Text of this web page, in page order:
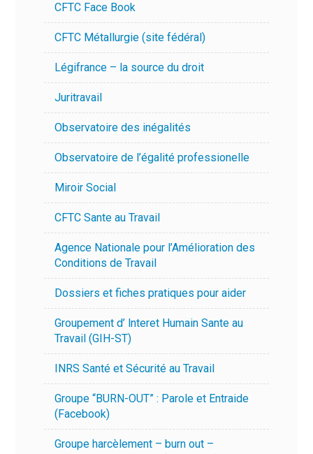
CFTC Face Book
CFTC Métallurgie (site fédéral)
Légifrance – la source du droit
Juritravail
Observatoire des inégalités
Observatoire de l’égalité professionelle
Miroir Social
CFTC Sante au Travail
Agence Nationale pour l’Amélioration des
Conditions de Travail
Dossiers et fiches pratiques pour aider
Groupement d’ lnteret Humain Sante au
Travail (GIH-ST)
INRS Santé et Sécurité au Travail
Groupe “BURN-OUT” : Parole et Entraide
(Facebook)
Groupe harcèlement – burn out –